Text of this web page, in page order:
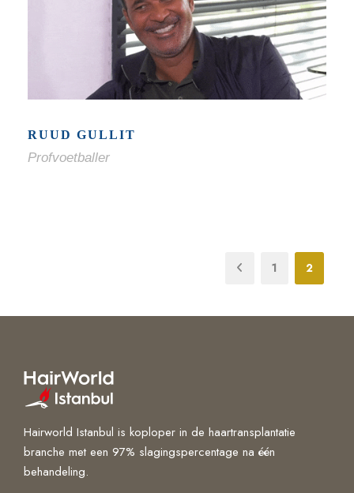
RUUD GULLIT
Profvoetballer
1 2
Hairworld Istanbul is koploper in de haartransplantatie
branche met een 97% slagingspercentage na één
behandeling.